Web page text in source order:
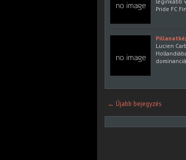
Pride FC
Lucien
← Újabb bejegyzés